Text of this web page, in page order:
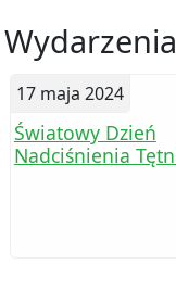
17 maja 2024
Światowy Dzień
Nadciśnienia